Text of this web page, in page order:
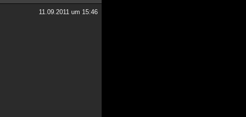
11.09.2011 um 15:46